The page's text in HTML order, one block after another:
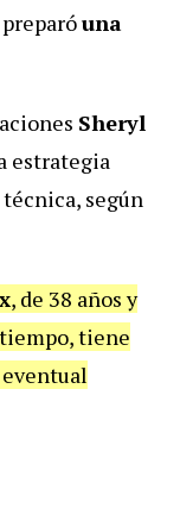
una
Sheryl
estrategia
según
, de 38 años y
tiene
eventual